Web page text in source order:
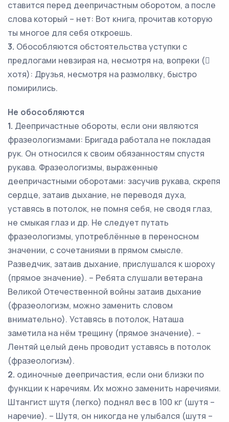
ставится перед деепричастным оборотом, а после
слова который – нет: Вот книга, прочитав которую
ты многое для себя откроешь.
3. Обособляются обстоятельства уступки с
предлогами невзирая на, несмотря на, вопреки (
хотя): Друзья, несмотря на размолвку, быстро
помирились.
Не обособляются
1. Деепричастные обороты, если они являются
фразеологизмами: Бригада работала не покладая
рук. Он относился к своим обязанностям спустя
рукава. Фразеологизмы, выраженные
деепричастными оборотами: засучив рукава, скрепя
сердце, затаив дыхание, не переводя духа,
уставясь в потолок, не помня себя, не сводя глаз,
не смыкая глаз и др. Не следует путать
фразеологизмы, употреблённые в переносном
значении, с сочетаниями в прямом смысле.
Разведчик, затаив дыхание, прислушался к шороху
(прямое значение). – Ребята слушали ветерана
Великой Отечественной войны затаив дыхание
(фразеологизм, можно заменить словом
внимательно). Уставясь в потолок, Наташа
заметила на нём трещину (прямое значение). –
Лентяй целый день проводит уставясь в потолок
(фразеологизм).
2. одиночные деепричастия, если они близки по
функции к наречиям. Их можно заменить наречиями.
Штангист шутя (легко) поднял вес в 100 кг (шутя –
наречие). – Шутя, он никогда не улыбался (шутя –